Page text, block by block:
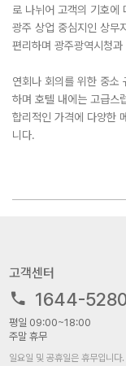
로 나뉘어 고객의 기호에
광주 상업 중심지인 상무
편리하며 광주광역시청
연회나 회의를 위한 중소
하며 호텔 내에는 고급스
합리적인 가격에 다양한
니다.
고객센터
1644-
평일 09:00~18:00
주말 휴무
일요일 및 공휴일은 휴무입니다.